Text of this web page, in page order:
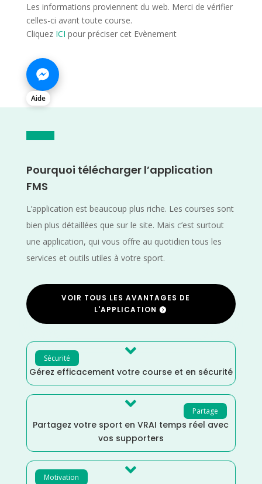
Les informations proviennent du web. Merci de vérifier
celles-ci avant toute course.
Cliquez ICI pour préciser cet Evènement
Aide
Pourquoi télécharger l’application
FMS
L’application est beaucoup plus riche. Les courses sont
bien plus détaillées que sur le site. Mais c’est surtout
une application, qui vous offre au quotidien tous les
services et outils utiles à votre sport.
VOIR TOUS LES AVANTAGES DE
L'APPLICATION
Sécurité 
Gérez efficacement votre course et en sécurité
Partage

Partagez votre sport en VRAI temps réel avec
vos supporters
Motivation 